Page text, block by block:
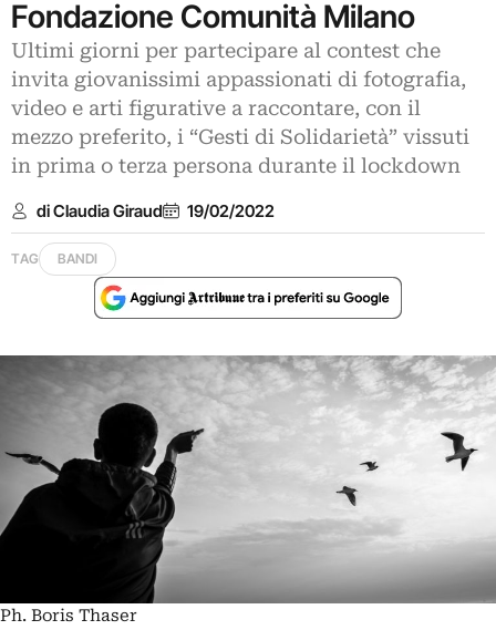
Fondazione Comunità Milano
Ultimi giorni per partecipare al contest che
invita giovanissimi appassionati di fotografia,
video e arti figurative a raccontare, con il
mezzo preferito, i “Gesti di Solidarietà” vissuti
in prima o terza persona durante il lockdown
di Claudia Giraud 19/02/2022
TAG BANDI
Ph. Boris Thaser